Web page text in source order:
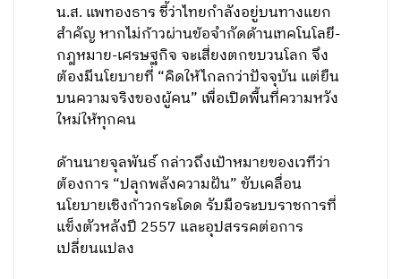
น.ส. แพทองธาร ชี้ว่าไทยกำลังอยู่บนทางแยก
สำคัญ หากไม่ก้าวผ่านข้อจำกัดด้านเทคโนโลยี-
กฎหมาย-เศรษฐกิจ จะเสี่ยงตกขบวนโลก จึง
ต้องมีนโยบายที่ “คิดให้ไกลกว่าปัจจุบัน แต่ยืน
บนความจริงของผู้คน” เพื่อเปิดพื้นที่ความหวัง
ใหม่ให้ทุกคน
ด้านนายจุลพันธ์ กล่าวถึงเป้าหมายของเวทีว่า
ต้องการ “ปลุกพลังความฝัน” ขับเคลื่อน
นโยบายเชิงก้าวกระโดด รับมือระบบราชการที่
แข็งตัวหลังปี 2557 และอุปสรรคต่อการ
เปลี่ยนแปลง